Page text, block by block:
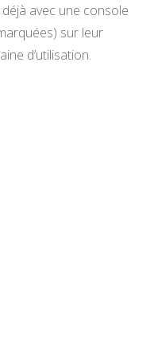
avec une console
sur leur
d’utilisation.